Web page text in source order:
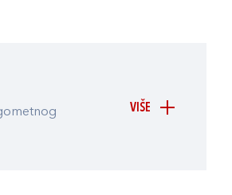
VIŠE